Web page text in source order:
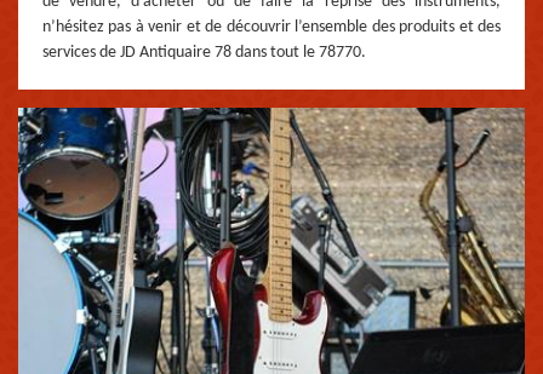
n’hésitez pas à venir et de découvrir l’ensemble des produits et des
services de JD Antiquaire 78 dans tout le 78770.